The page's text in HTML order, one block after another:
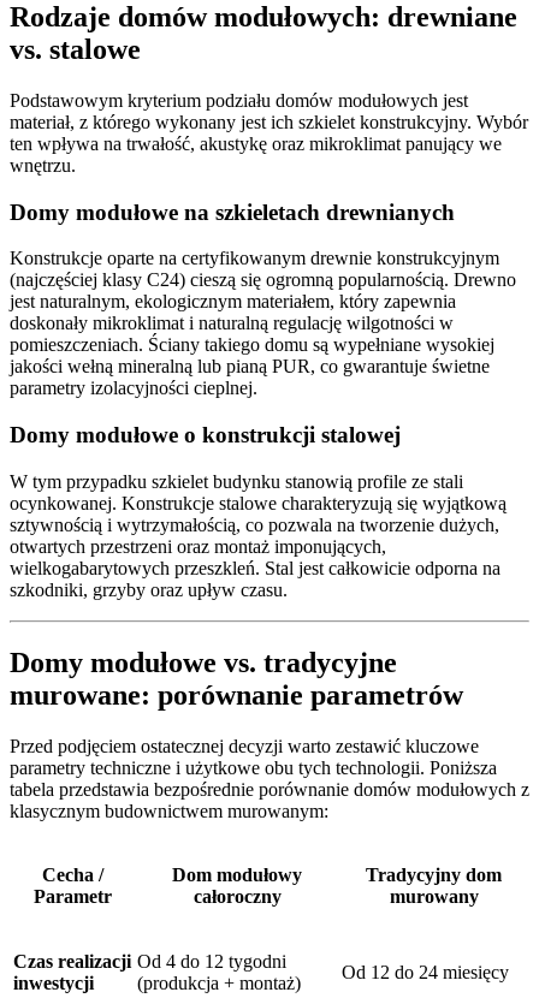
Rodzaje domów modułowych: drewniane
vs. stalowe
Podstawowym kryterium podziału domów modułowych jest
materiał, z którego wykonany jest ich szkielet konstrukcyjny. Wybór
ten wpływa na trwałość, akustykę oraz mikroklimat panujący we
wnętrzu.
Domy modułowe na szkieletach drewnianych
Konstrukcje oparte na certyfikowanym drewnie konstrukcyjnym
(najczęściej klasy C24) cieszą się ogromną popularnością. Drewno
jest naturalnym, ekologicznym materiałem, który zapewnia
doskonały mikroklimat i naturalną regulację wilgotności w
pomieszczeniach. Ściany takiego domu są wypełniane wysokiej
jakości wełną mineralną lub pianą PUR, co gwarantuje świetne
parametry izolacyjności cieplnej.
Domy modułowe o konstrukcji stalowej
W tym przypadku szkielet budynku stanowią profile ze stali
ocynkowanej. Konstrukcje stalowe charakteryzują się wyjątkową
sztywnością i wytrzymałością, co pozwala na tworzenie dużych,
otwartych przestrzeni oraz montaż imponujących,
wielkogabarytowych przeszkleń. Stal jest całkowicie odporna na
szkodniki, grzyby oraz upływ czasu.
Domy modułowe vs. tradycyjne
murowane: porównanie parametrów
Przed podjęciem ostatecznej decyzji warto zestawić kluczowe
parametry techniczne i użytkowe obu tych technologii. Poniższa
tabela przedstawia bezpośrednie porównanie domów modułowych z
klasycznym budownictwem murowanym:
Cecha /
Parametr
Dom modułowy
całoroczny
Tradycyjny dom
murowany
Czas realizacji
inwestycji
Od 4 do 12 tygodni
(produkcja + montaż)
Od 12 do 24 miesięcy